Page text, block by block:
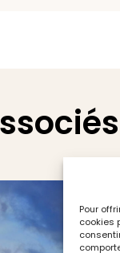
Pour
cookies